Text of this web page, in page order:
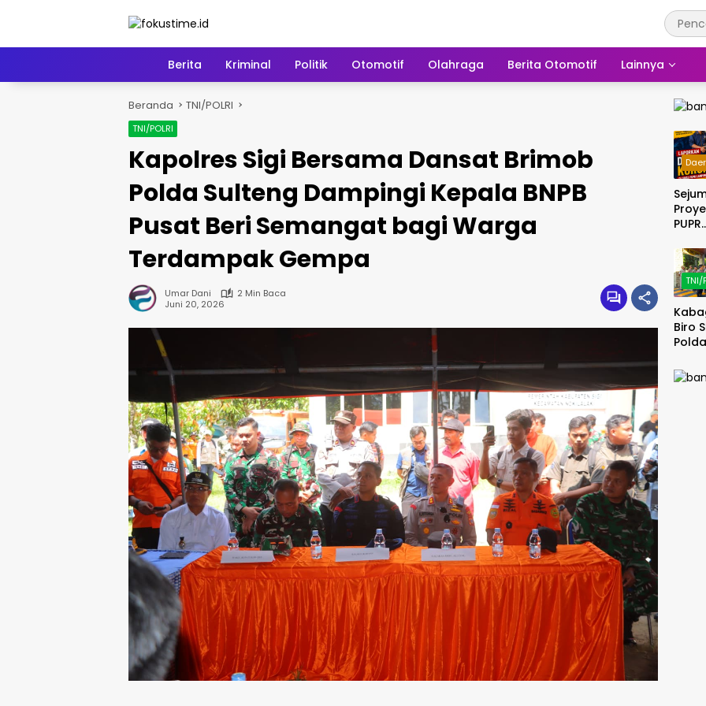
HomeBerita Kriminal Politik Otomotif Olahraga Berita Otomotif Lainnya
Beranda TNI/POLRI
TNI/POLRI
Kapolres Sigi Bersama Dansat Brimob
Polda Sulteng Dampingi Kepala BNPB
Pusat Beri Semangat bagi Warga
Terdampak Gempa
Umar Dani
2 Min Baca
Juni 20, 2026
PUPR
dan
DPP
Ke
TNI/
Biro